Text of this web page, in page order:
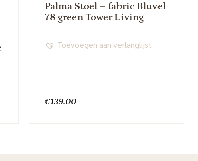
Palma Stoel – fabric Bluvel
78 green Tower Living
€139.00
Toevoegen aan verlanglijst